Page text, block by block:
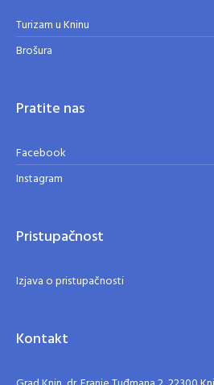
Turizam u Kninu
Brošura
Pratite nas
Facebook
Instagram
Pristupačnost
Izjava o pristupačnosti
Kontakt